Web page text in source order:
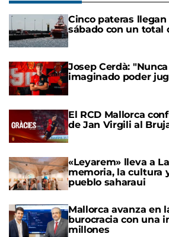
Cinco pateras
sábado con un total
Josep Cerdà:
imaginado poder
El RCD Mallorca
de Jan Virgili al
«Leyarem» lleva a
memoria, la cultura
pueblo saharaui
Mallorca avanza en
burocracia con una
millones